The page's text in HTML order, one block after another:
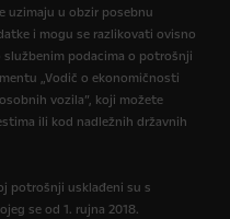
uzimaju u obzir posebnu
i mogu se razlikovati ovisno
službenim podacima o potrošnji
„Vodič o ekonomičnosti
vozila”, koji možete
ili kod nadležnih državnih
potrošnji usklađeni su s
se od 1. rujna 2018.